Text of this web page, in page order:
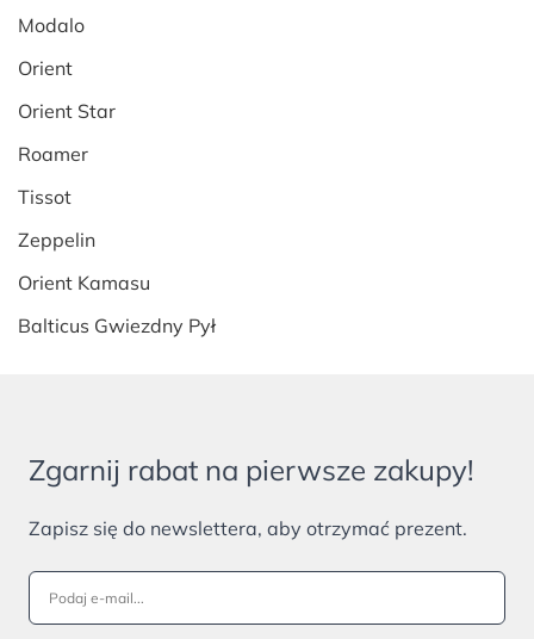
Modalo
Orient
Orient Star
Roamer
Tissot
Zeppelin
Orient Kamasu
Balticus Gwiezdny Pył
Zgarnij rabat na pierwsze zakupy!
Zapisz się do newslettera, aby otrzymać prezent.